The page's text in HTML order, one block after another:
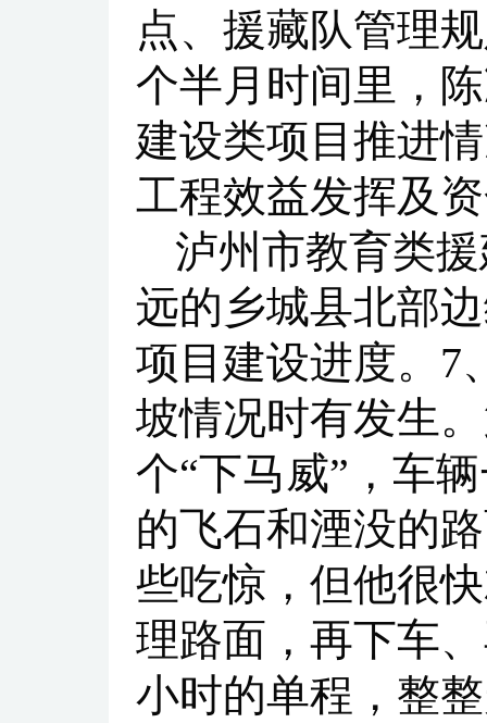
点、援藏队管理
个半月时间里，
建设类项目推进
工程效益发挥及
泸州市教育类
远的乡城县北部
项目建设进度。7
坡情况时有发生
个“下马威”，车
的飞石和湮没的
些吃惊，但他很
理路面，再下车
小时的单程，整